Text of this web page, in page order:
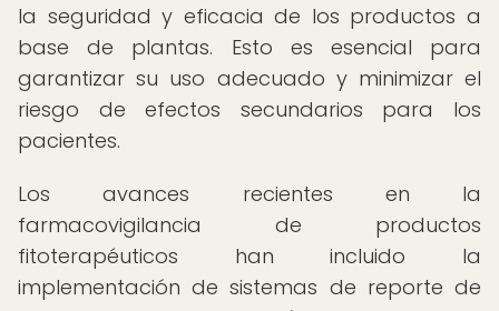
la seguridad y eficacia de los productos a
base de plantas. Esto es esencial para
garantizar su uso adecuado y minimizar el
riesgo de efectos secundarios para los
pacientes.
Los avances recientes en la
farmacovigilancia de productos
fitoterapéuticos han incluido la
implementación de sistemas de reporte de